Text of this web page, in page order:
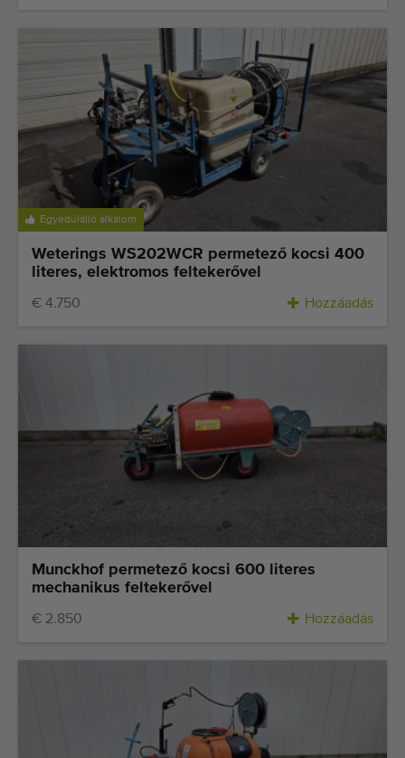
Egyedülálló alkalom
Weterings WS202WCR permetező kocsi 400
literes, elektromos feltekerővel
€ 4.750 Hozzáadás
Munckhof permetező kocsi 600 literes
mechanikus feltekerővel
€ 2.850 Hozzáadás